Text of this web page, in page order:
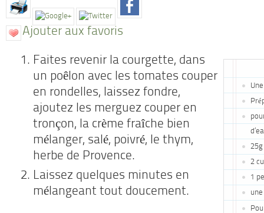
Ajouter aux favoris
2
1
Faites revenir la courgette, dans
un poêlon avec les tomates couper
en rondelles, laissez fondre,
ajoutez les merguez couper en
tronçon, la crème fraîche bien
mélanger, salé, poivré, le thym,
herbe de Provence.
Laissez quelques minutes en
mélangeant tout doucement.